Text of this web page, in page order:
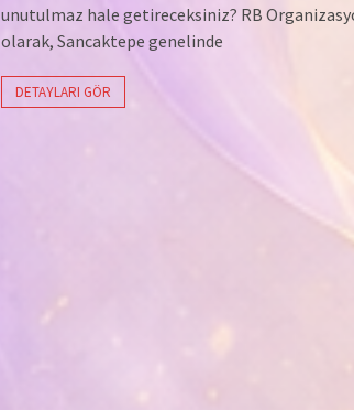
unutulmaz hale getireceksiniz? RB
olarak, Sancaktepe genelinde
DETAYLARI GÖR